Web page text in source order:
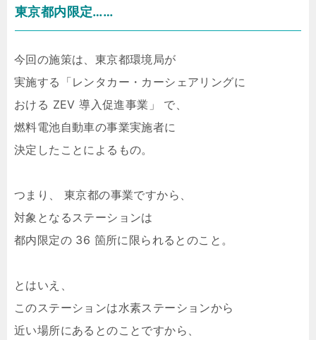
東京都内限定……
今回の施策は、東京都環境局が
実施する「レンタカー・カーシェアリングに
おける ZEV 導入促進事業」 で、
燃料電池自動車の事業実施者に
決定したことによるもの。
つまり、 東京都の事業ですから、
対象となるステーションは
都内限定の 36 箇所に限られるとのこと。
とはいえ、
このステーションは水素ステーションから
近い場所にあるとのことですから、